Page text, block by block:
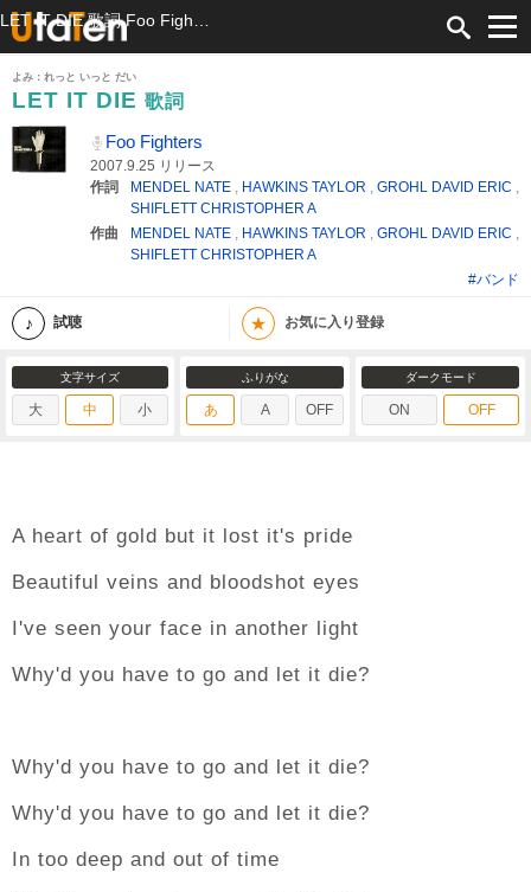
よみ：れっと いっと だい
LET IT DIE 歌詞
Foo Fighters
2007.9.25 リリース
作詞
MENDEL NATE , HAWKINS TAYLOR , GROHL DAVID ERIC ,
SHIFLETT CHRISTOPHER A
作曲
MENDEL NATE , HAWKINS TAYLOR , GROHL DAVID ERIC ,
SHIFLETT CHRISTOPHER A
#バンド
試聴 ★ お気に入り登録
文字サイズ
大 中 小
ふりがな
あ A OFF
ダークモード
ON OFF
A heart of gold but it lost it's pride
Beautiful veins and bloodshot eyes
I've seen your face in another light
Why'd you have to go and let it die?
Why'd you have to go and let it die?
Why'd you have to go and let it die?
In too deep and out of time